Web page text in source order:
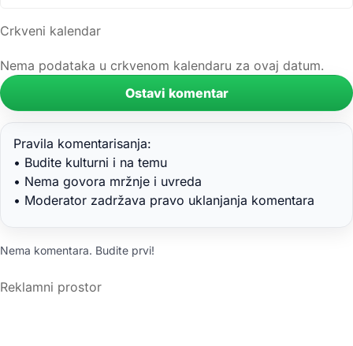
Crkveni kalendar
Nema podataka u crkvenom kalendaru za ovaj datum.
Ostavi komentar
Pravila komentarisanja:
• Budite kulturni i na temu
• Nema govora mržnje i uvreda
• Moderator zadržava pravo uklanjanja komentara
Nema komentara. Budite prvi!
Reklamni prostor